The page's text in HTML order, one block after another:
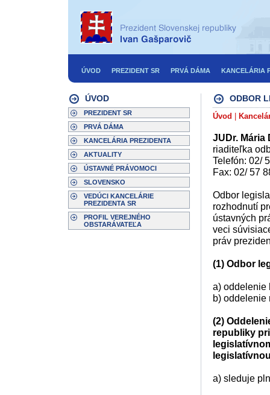
ÚVOD PREZIDENT SR PRVÁ DÁMA KANCELÁRIA
ÚVOD
PREZIDENT SR
PRVÁ DÁMA
KANCELÁRIA PREZIDENTA
AKTUALITY
ÚSTAVNÉ PRÁVOMOCI
SLOVENSKO
VEDÚCI KANCELÁRIE
PREZIDENTA SR
PROFIL VEREJNÉHO
OBSTARÁVATEĽA
ODBOR
Úvod
JUDr. Mária
riaditeľka
Telefón: 02/
Fax: 02/ 57
Odbor
rozhodnutí
ústavných
veci
práv
(1) Odbor
a) oddelenie
b) oddelenie
(2)
republiky
a) sleduje